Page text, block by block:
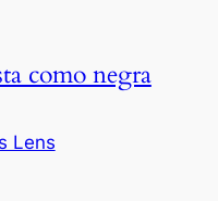
como negra
Lens